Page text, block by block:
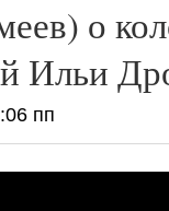
о
Ильи
пп